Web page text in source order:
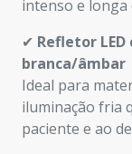
intenso e longa
✔ Refletor
branca/âmbar
Ideal para
iluminação fria
paciente e ao